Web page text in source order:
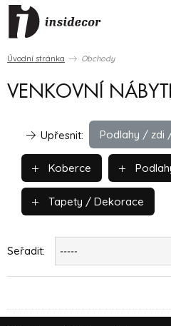
Úvodní stránka Obchody
VENKOVNÍ
Podlahy / zdi
Upřesnit:
Koberce
Tapety / Dekorace
Seřadit: -----